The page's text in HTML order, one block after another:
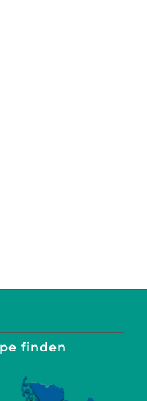
finden